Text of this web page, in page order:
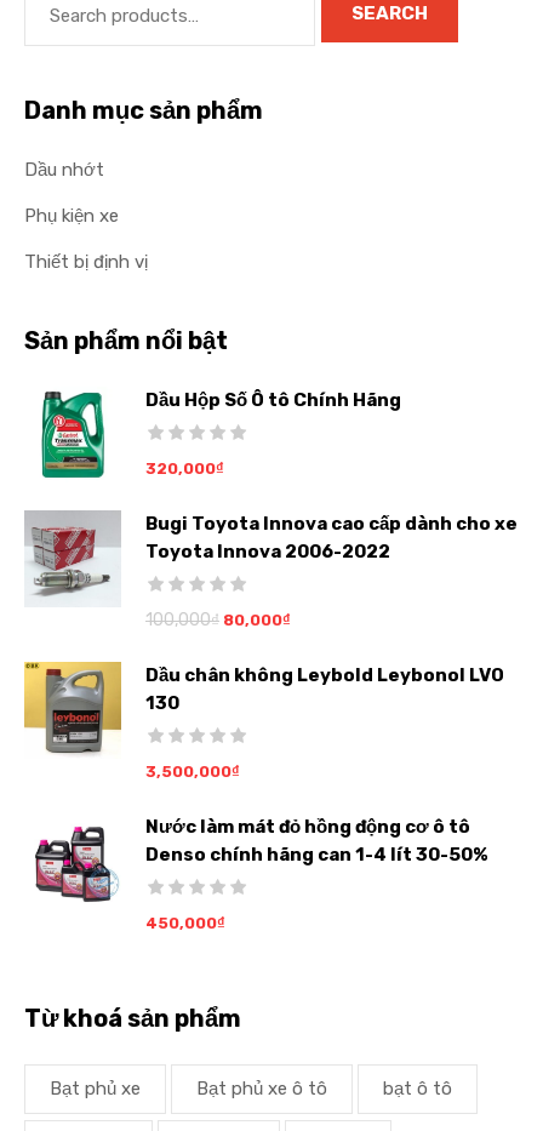
SEARCH
Danh mục sản phẩm
Dầu nhớt
Phụ kiện xe
Thiết bị định vị
Sản phẩm nổi bật
Dầu Hộp Số Ô tô Chính Hãng
320,000₫
Bugi Toyota Innova cao cấp dành cho xe
Toyota Innova 2006-2022
100,000₫ 80,000₫
Dầu chân không Leybold Leybonol LVO
130
3,500,000₫
Nước làm mát đỏ hồng động cơ ô tô
Denso chính hãng can 1-4 lít 30-50%
450,000₫
Từ khoá sản phẩm
Bạt phủ xe Bạt phủ xe ô tô bạt ô tô